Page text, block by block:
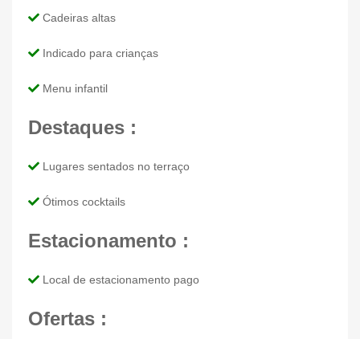
Cadeiras altas
Indicado para crianças
Menu infantil
Destaques :
Lugares sentados no terraço
Ótimos cocktails
Estacionamento :
Local de estacionamento pago
Ofertas :